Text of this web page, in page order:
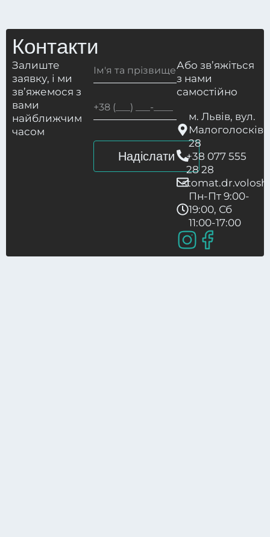
Контакти
Залиште
заявку, і ми
зв’яжемося з
вами
найближчим
часом
Або зв’яжіться
з нами
самостійно
м. Львів, вул.
28
+38 077 555
28 28
Пн-Пт 9:00-
19:00, Сб
11:00-17:00